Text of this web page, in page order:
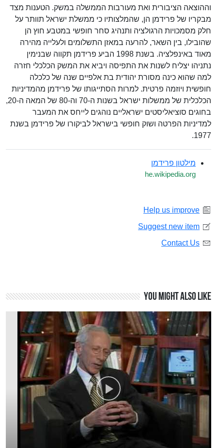
וההוצאה הציבורית ואת מעורבות הממשלה במשק. הטענות מצד
מבקריו של פרידמן הן, שהמלצותיו כי ממשלת ישראל תוותר על
חלק מסמכויות הרגולציה ותנהיג סחר חופשי במטבע חוץ הן
שהובילו, בין השאר, להרעה במאזן התשלומים ולעלייה מהירה
מאוד באינפלציה. בשנת 1998 הביע פרידמן תקווה שבנימין
נתניהו יצליח לשנות את התפיסה ויביא את המשק הכלכלי חזרה
למה שהוא כינה מסורת יהודית בת אלפיים שנה של כלכלה
חופשית ויוזמה פרטית. למרות הסתייגותו של פרידמן מהמדיניות
הכלכלית של ממשלות ישראל בשנות ה-70 וה-80 של המאה ה-20,
בחוגים סוציאליסטים ישראליים נוהגים לייחס את המעבר
למדיניות הפרטה ושוק חופשי בישראל לביקורו של פרידמן בשנת
1977.
מילטון פרידמן
he.wikipedia.org
Help us improve
Suggest new item
Contact Us
You might also like